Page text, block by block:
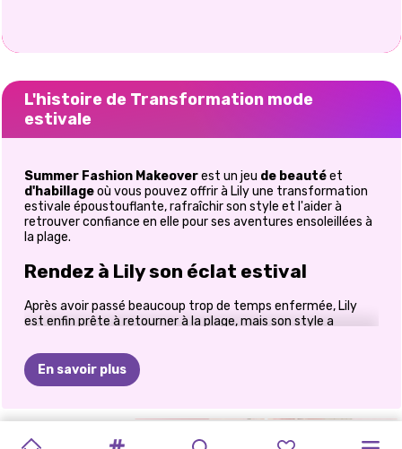
L'histoire de Transformation mode
estivale
Summer Fashion Makeoverest un jeu de beautéet
d'habillageoù vous pouvez offrir à Lily une transformation
estivale époustouflante, rafraîchir son style et l'aider à
retrouver confiance en elle pour ses aventures ensoleillées à
la plage.
Rendez à Lily son éclat estival
Après avoir passé beaucoup trop de temps enfermée, Lily
est enfin prête à retourner à la plage, mais son style a
Fashion Makeover
fatigué à une allure radieuse et fabuleuse, grâce à des soins
de beauté relaxants, des tenues tendance et une mode
rêvez. Des soins du visage aux tenues de plage stylées,
En savoir plus
SALON
RELOOKING ROUTINE
RELOOKING RELOOKING VILLAIN